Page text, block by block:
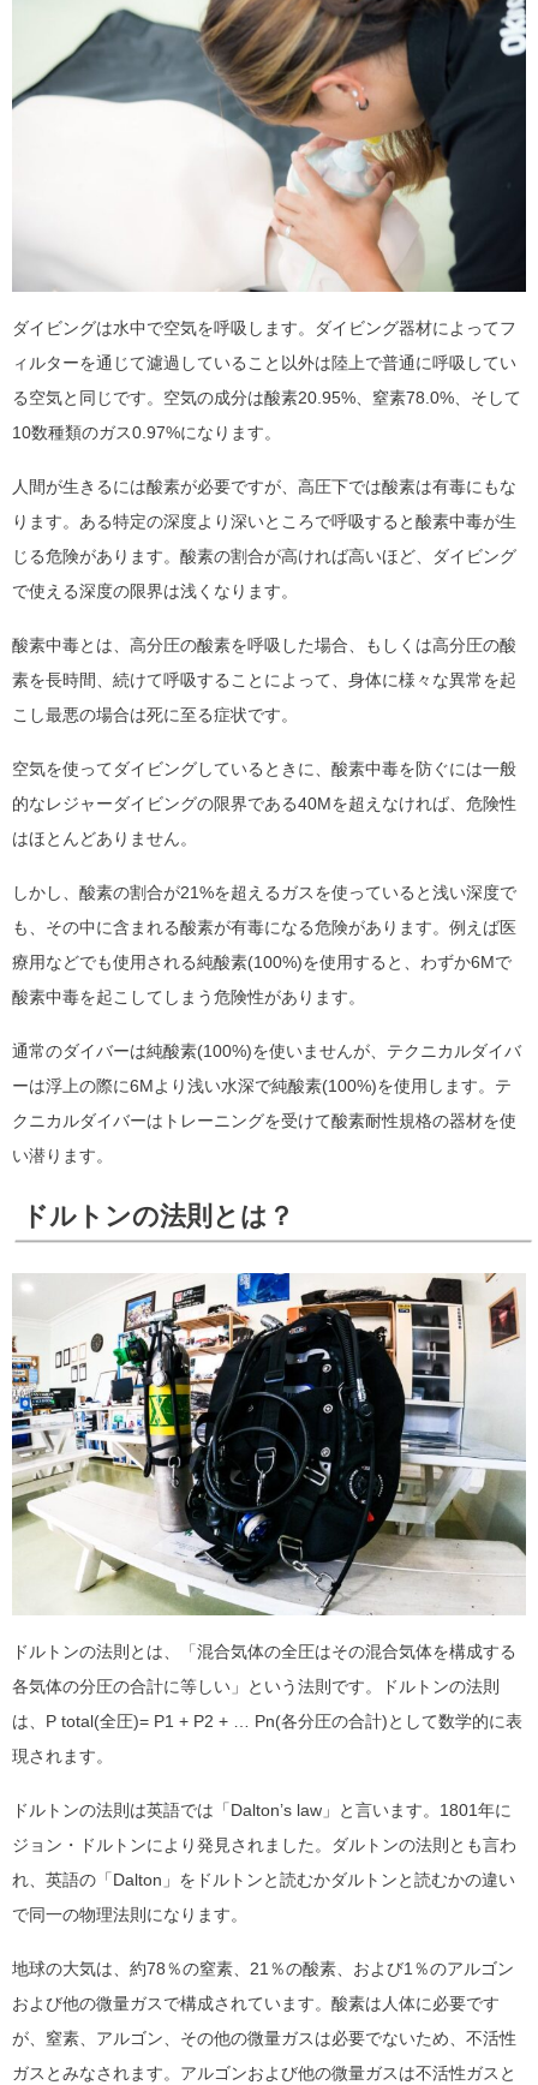
ダイビングは水中で空気を呼吸します。ダイビング器材によってフ
ィルターを通じて濾過していること以外は陸上で普通に呼吸してい
る空気と同じです。空気の成分は酸素20.95%、窒素78.0%、そして
10数種類のガス0.97%になります。
人間が生きるには酸素が必要ですが、高圧下では酸素は有毒にもな
ります。ある特定の深度より深いところで呼吸すると酸素中毒が生
じる危険があります。酸素の割合が高ければ高いほど、ダイビング
で使える深度の限界は浅くなります。
酸素中毒とは、高分圧の酸素を呼吸した場合、もしくは高分圧の酸
素を長時間、続けて呼吸することによって、身体に様々な異常を起
こし最悪の場合は死に至る症状です。
空気を使ってダイビングしているときに、酸素中毒を防ぐには一般
的なレジャーダイビングの限界である40Mを超えなければ、危険性
はほとんどありません。
しかし、酸素の割合が21%を超えるガスを使っていると浅い深度で
も、その中に含まれる酸素が有毒になる危険があります。例えば医
療用などでも使用される純酸素(100%)を使用すると、わずか6Mで
酸素中毒を起こしてしまう危険性があります。
通常のダイバーは純酸素(100%)を使いませんが、テクニカルダイバ
ーは浮上の際に6Mより浅い水深で純酸素(100%)を使用します。テ
クニカルダイバーはトレーニングを受けて酸素耐性規格の器材を使
い潜ります。
ドルトンの法則とは？
ドルトンの法則とは、「混合気体の全圧はその混合気体を構成する
各気体の分圧の合計に等しい」という法則です。ドルトンの法則
は、P total(全圧)= P1 + P2 + … Pn(各分圧の合計)として数学的に表
現されます。
ドルトンの法則は英語では「Dalton’s law」と言います。1801年に
ジョン・ドルトンにより発見されました。ダルトンの法則とも言わ
れ、英語の「Dalton」をドルトンと読むかダルトンと読むかの違い
で同一の物理法則になります。
地球の大気は、約78％の窒素、21％の酸素、および1％のアルゴン
および他の微量ガスで構成されています。酸素は人体に必要です
が、窒素、アルゴン、その他の微量ガスは必要でないため、不活性
ガスとみなされます。アルゴンおよび他の微量ガスは不活性ガスと